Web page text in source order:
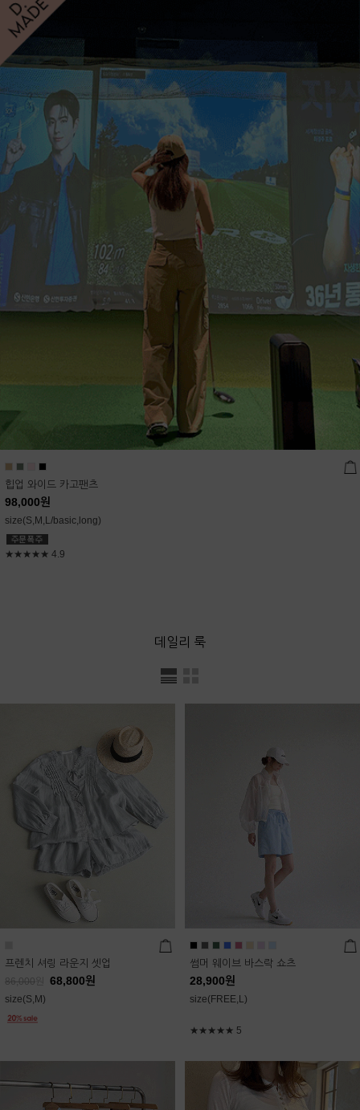
힙업 와이드 카고팬츠
98,000원
size(S,M,L/basic,long)
★★★★★ 4.9
데일리 룩
프렌치 셔링 라운지 셋업
86,000 68,800원
size(S,M)
썸머 웨이브 바스락 쇼츠
28,900원
size(FREE,L)
★★★★★ 5